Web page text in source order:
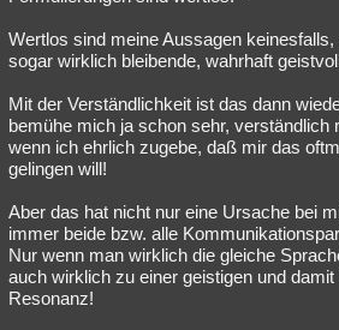
Wertlos sind meine Aussagen
sogar wirklich bleibende, wahrhaft
Mit der Verständlichkeit ist das dann
bemühe mich ja schon sehr, verständlich
wenn ich ehrlich zugebe, daß mir das
gelingen will!
Aber das hat nicht nur eine Ursache bei
immer beide bzw. alle
Nur wenn man wirklich die gleiche
auch wirklich zu einer geistigen und
Resonanz!